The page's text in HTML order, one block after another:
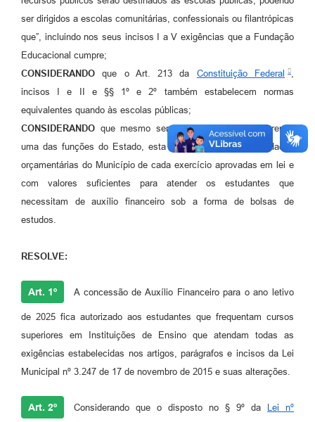
ser dirigidos a escolas comunitárias, confessionais ou filantrópicas
que”, incluindo nos seus incisos I a V exigências que a Fundação
Educacional cumpre;
CONSIDERANDOque o Art. 213 da Constituição Federal
,
incisos I e II e §§ 1º e 2º também estabelecem normas
equivalentes quando às escolas públicas;
CONSIDERANDO que mesmo sendo a redistribuição da renda
uma das funções do Estado, esta se sujeita às disponibilidades
orçamentárias do Município de cada exercício aprovadas em lei e
com valores suficientes para atender os estudantes que
necessitam de auxílio financeiro sob a forma de bolsas de
estudos.
RESOLVE:
Art. 1º A concessão de Auxílio Financeiro para o ano letivo
de 2025 fica autorizado aos estudantes que frequentam cursos
superiores em Instituições de Ensino que atendam todas as
exigências estabelecidas nos artigos, parágrafos e incisos da Lei
Municipal nº 3.247 de 17 de novembro de 2015 e suas alterações.
Art. 2º Considerando que o disposto no § 9º da Lei nº